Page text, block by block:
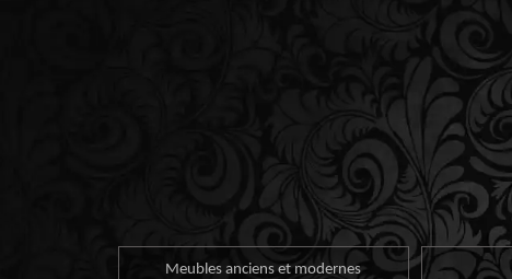
Meubles anciens et modernes